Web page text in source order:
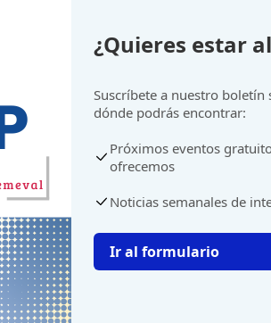
¿Quieres estar
Suscríbete a nuestro boletín
dónde podrás encontrar:
Próximos eventos
ofrecemos
Noticias semanales de
Ir al formulario